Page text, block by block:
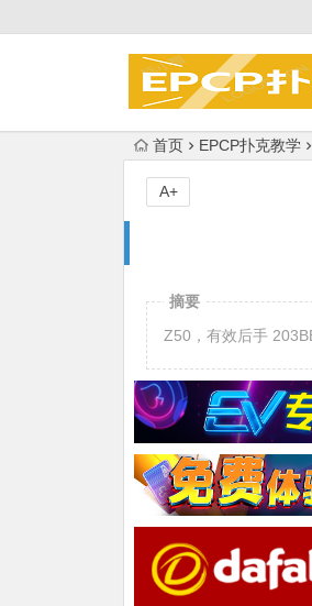
首页 EPCP扑克教学
A+
摘要
Z50，有效后手